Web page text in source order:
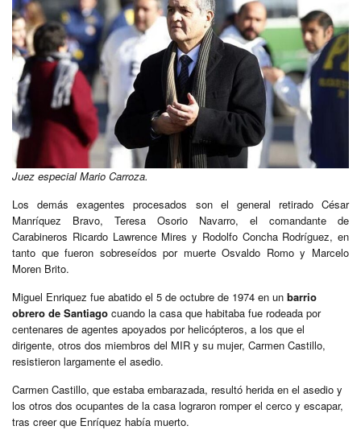
Juez especial Mario Carroza.
Los demás exagentes procesados son el general retirado César
Manríquez Bravo, Teresa Osorio Navarro, el comandante de
Carabineros Ricardo Lawrence Mires y Rodolfo Concha Rodríguez, en
tanto que fueron sobreseídos por muerte Osvaldo Romo y Marcelo
Moren Brito.
Miguel Enriquez fue abatido el 5 de octubre de 1974 en un barrio
obrero de Santiago cuando la casa que habitaba fue rodeada por
centenares de agentes apoyados por helicópteros, a los que el
dirigente, otros dos miembros del MIR y su mujer, Carmen Castillo,
resistieron largamente el asedio.
Carmen Castillo, que estaba embarazada, resultó herida en el asedio y
los otros dos ocupantes de la casa lograron romper el cerco y escapar,
tras creer que Enríquez había muerto.